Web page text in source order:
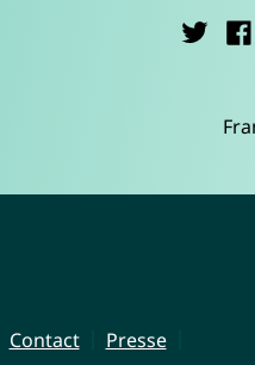
Contact
Presse